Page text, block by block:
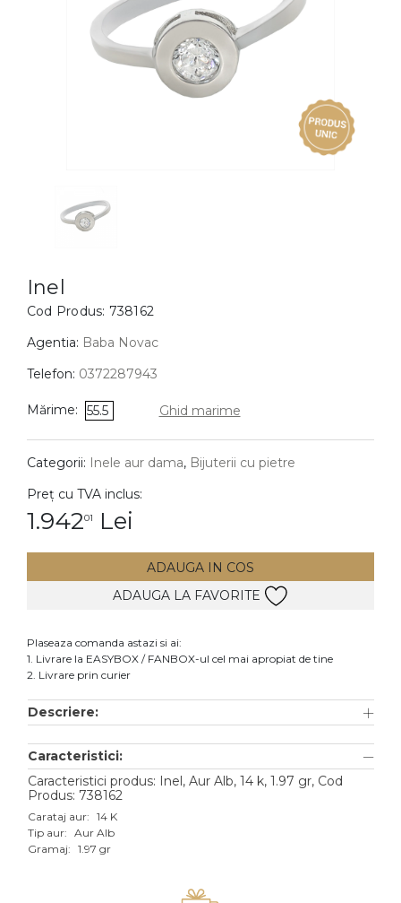
BIJUTERII COPII
Cercei
Bratari
Coliere
Lanturi
Pandantive
DIAMANTE Vezi toate
Cercei
Accesorii
Aur alb
Aur roz
Aur mixt
Inel
Cod Produs: 738162
Agentia: Baba Novac
Telefon: 0372287943
Mărime: 55.5 Ghid marime
Categorii: Inele aur dama, Bijuterii cu pietre
Preț cu TVA inclus:
1.94201 Lei
ADAUGA IN COS
ADAUGA LA FAVORITE
Plaseaza comanda astazi si ai:
1. Livrare la EASYBOX / FANBOX-ul cel mai apropiat de tine
2. Livrare prin curier
Descriere:
Caracteristici:
Caracteristici produs: Inel, Aur Alb, 14 k, 1.97 gr, Cod
Produs: 738162
Carataj aur: 14 K
Tip aur: Aur Alb
Gramaj: 1.97 gr